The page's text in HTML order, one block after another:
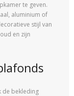
te geven.
aluminium of
stijl van
en zijn
de bekleding